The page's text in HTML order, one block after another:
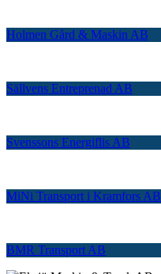
Holmen Gård & Maskin AB
Sällvens Entreprenad AB
Svenssons Energiflis AB
MiNi Transport i Kramfors AB
BMR Transport AB